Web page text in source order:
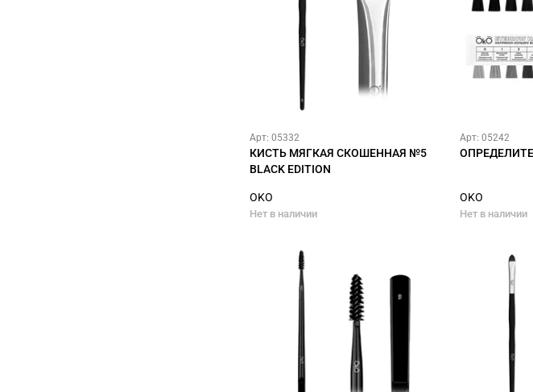
Арт: 05332
КИСТЬ МЯГКАЯ СКОШЕННАЯ №5
BLACK EDITION
OKO
Нет в наличии
Арт: 05242
OKO
Нет в наличии